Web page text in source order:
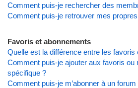
Comment puis-je rechercher des
Comment puis-je retrouver mes
Favoris et abonnements
Quelle est la différence entre les
Comment puis-je ajouter aux favoris ou
spécifique ?
Comment puis-je m’abonner à un